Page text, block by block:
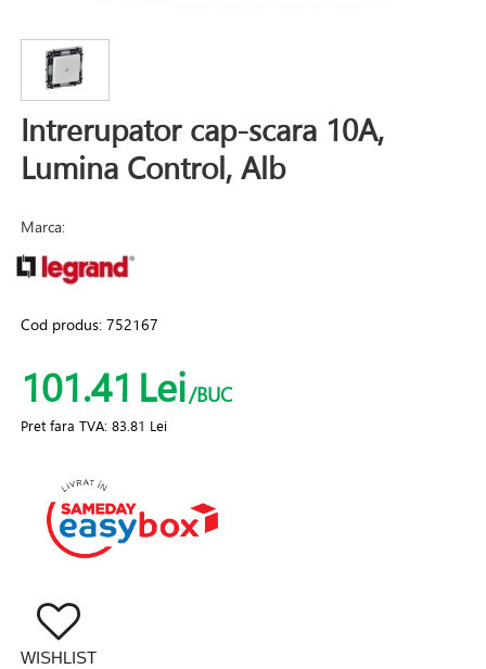
Intrerupator cap-scara 10A,
Lumina Control, Alb
Marca:
Cod produs:752167
101.41Lei/BUC
Pret fara TVA:83.81 Lei
WISHLIST